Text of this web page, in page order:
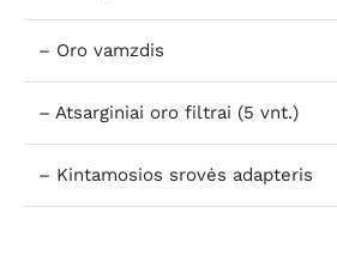
– Oro vamzdis
– Atsarginiai oro filtrai (5 vnt.)
– Kintamosios srovės adapteris